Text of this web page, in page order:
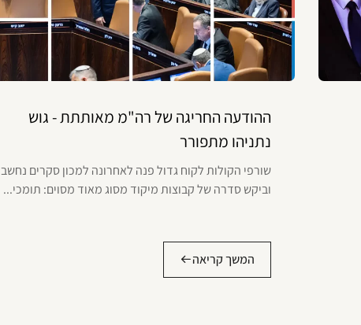
ההודעה החריגה של רה"מ מאותתת - גוש
נתניהו מתפורר
שורפי הקולות לקוח גדול פנה לאחרונה למכון סקרים נחשב
וביקש סדרה של קבוצות מיקוד מסוג מאוד מסוים: תומכי...
המשך קריאה